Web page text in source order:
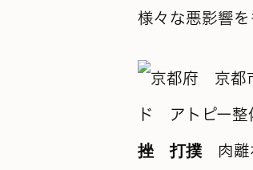
様々な悪影響を